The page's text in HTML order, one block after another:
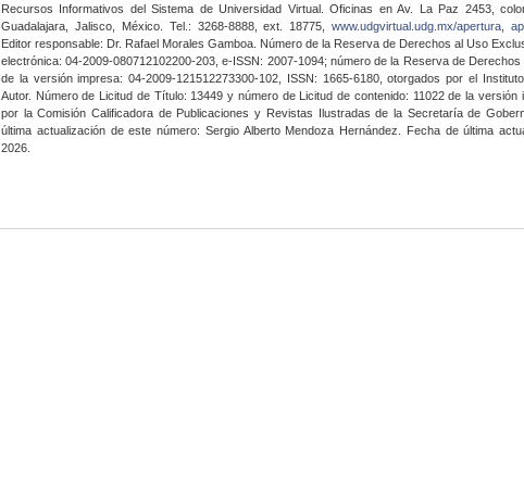
Recursos Informativos del Sistema de Universidad Virtual. Oficinas en Av. La Paz 2453,
Guadalajara, Jalisco, México. Tel.: 3268-8888, ext. 18775,www.udgvirtual.udg.mx/apertura
Editor responsable: Dr. Rafael Morales Gamboa. Número de la Reserva de Derechos al Uso
electrónica: 04-2009-080712102200-203, e-ISSN: 2007-1094; número de la Reserva de
de la versión impresa: 04-2009-121512273300-102, ISSN: 1665-6180, otorgados por el
Autor. Número de Licitud de Título: 13449 y número de Licitud de contenido: 11022 de la versión
por la Comisión Calificadora de Publicaciones y Revistas Ilustradas de la Secretaría de
última actualización de este número: Sergio Alberto Mendoza Hernández. Fecha de última
2026.